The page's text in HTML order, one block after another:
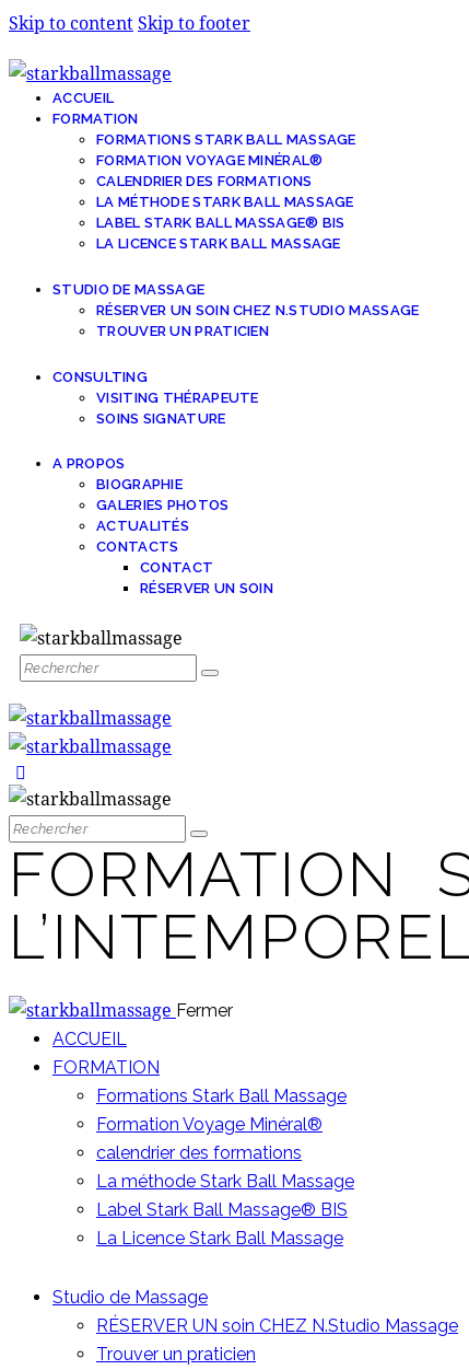
Skip to contentSkip to footer
ACCUEIL
FORMATION
FORMATIONS STARK BALL MASSAGE
FORMATION VOYAGE MINÉRAL®
CALENDRIER DES FORMATIONS
LA MÉTHODE STARK BALL MASSAGE
LABEL STARK BALL MASSAGE® BIS
LA LICENCE STARK BALL MASSAGE
STUDIO DE MASSAGE
RÉSERVER UN SOIN CHEZ N.STUDIO MASSAGE
TROUVER UN PRATICIEN
CONSULTING
VISITING THÉRAPEUTE
SOINS SIGNATURE
A PROPOS
BIOGRAPHIE
GALERIES PHOTOS
ACTUALITÉS
CONTACTS
CONTACT
RÉSERVER UN SOIN
FORMATION
Fermer
ACCUEIL
FORMATION
Formations Stark Ball Massage
Formation Voyage Minéral®
calendrier des formations
La méthode Stark Ball Massage
Label Stark Ball Massage® BIS
La Licence Stark Ball Massage
Studio de Massage
RÉSERVER UN soin CHEZ N.Studio Massage
Trouver un praticien